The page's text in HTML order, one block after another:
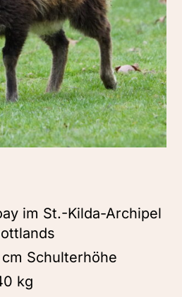
im St.-Kilda-Archipel
Schulterhöhe
kg